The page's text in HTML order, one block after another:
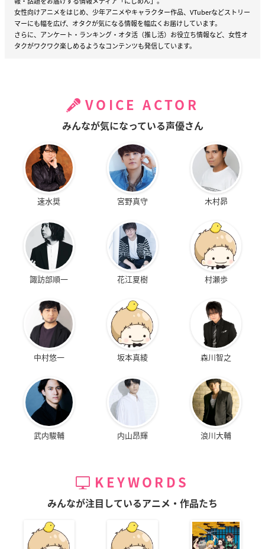
女性向けアニメをはじめ、少年アニメやキャラクター作品、VTuberなどストリー
マーにも幅を広げ、オタクが気になる情報を幅広くお届けしています。
さらに、アンケート・ランキング・オタ活（推し活）お役立ち情報など、女性オ
タクがワクワク楽しめるようなコンテンツも発信しています。
VOICE ACTOR
みんなが気になっている声優さん
速水奨 宮野真守 木村昴
諏訪部順一 花江夏樹 村瀬歩
中村悠一 坂本真綾 森川智之
武内駿輔 内山昂輝 浪川大輔
KEYWORDS
みんなが注目しているアニメ・作品たち